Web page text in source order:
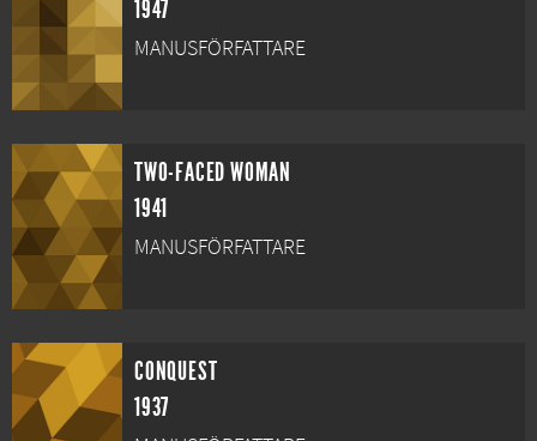
1947
MANUSFÖRFATTARE
TWO-FACED WOMAN
1941
MANUSFÖRFATTARE
CONQUEST
1937